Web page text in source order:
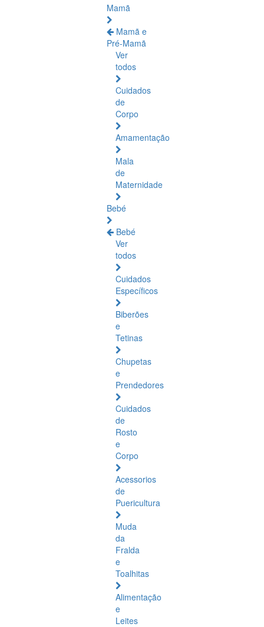
Mamã
Mamã e
Pré-Mamã
Ver
todos
Cuidados
de
Corpo
Amamentação
Mala
de
Maternidade
Bebé
Bebé
Ver
todos
Cuidados
Específicos
Biberões
e
Tetinas
Chupetas
e
Prendedores
Cuidados
de
Rosto
e
Corpo
Acessorios
de
Puericultura
Muda
da
Fralda
e
Toalhitas
Alimentação
e
Leites